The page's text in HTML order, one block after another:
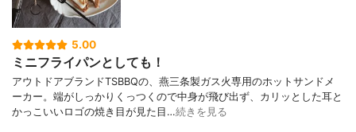
5.00
ミニフライパンとしても！
アウトドアブランドTSBBQの、燕三条製ガス火専用のホットサンドメ
ーカー。端がしっかりくっつくので中身が飛び出ず、カリッとした耳と
かっこいいロゴの焼き目が見た目…続きを見る